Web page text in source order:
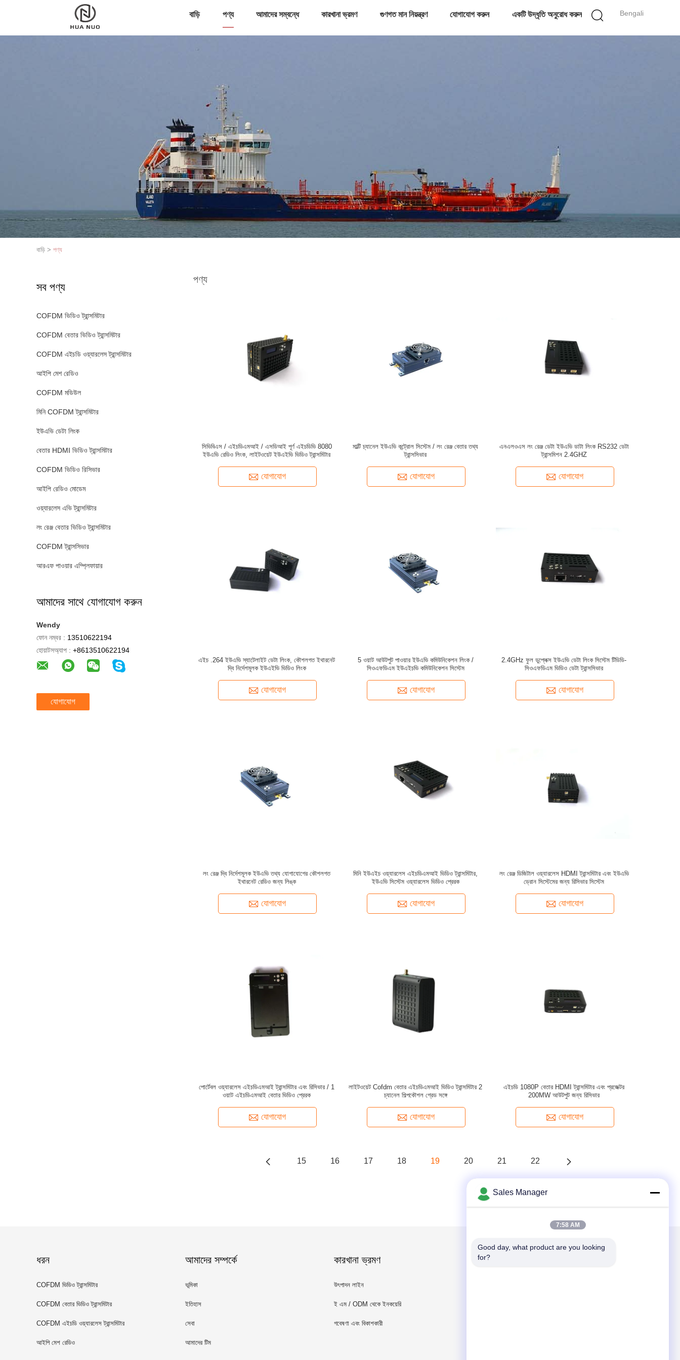
Bengali
বাড়ি পণ্য আমাদের সম্বন্ধে কারখানা ভ্রমণ গুণগত মান নিয়ন্ত্রণ যোগাযোগ করুন একটি উদ্ধৃতি অনুরোধ করুন
বাড়ি > পণ্য
সব পণ্য
COFDM ভিডিও ট্রান্সমিটার
COFDM বেতার ভিডিও ট্রান্সমিটার
COFDM এইচডি ওয়্যারলেস ট্রান্সমিটার
আইপি মেশ রেডিও
COFDM মডিউল
মিনি COFDM ট্রান্সমিটার
ইউএভি ডেটা লিংক
বেতার HDMI ভিডিও ট্রান্সমিটার
COFDM ভিডিও রিসিভার
আইপি রেডিও মোডেম
ওয়্যারলেস এভি ট্রান্সমিটার
লং রেঞ্জ বেতার ভিডিও ট্রান্সমিটার
COFDM ট্রান্সসিভার
আরএফ পাওয়ার এম্প্লিফায়ার
আমাদের সাথে যোগাযোগ করুন
Wendy
ফোন নম্বর : 13510622194
হোয়াটসঅ্যাপ : +8613510622194
যোগাযোগ
পণ্য
সিভিবিএস / এইচডিএমআই / এসডিআই পূর্ণ এইচডিভি 8080
ইউএভি রেডিও লিংক, লাইটওয়েট ইউএইভি ভিডিও ট্রান্সমিটার
যোগাযোগ
মাল্টি চ্যানেল ইউএভি কন্ট্রোল সিস্টেম / লং রেঞ্জ বেতার তথ্য
ট্রান্সসিভার
যোগাযোগ
এনএলওএস লং রেঞ্জ ডেটা ইউএভি ডাটা লিংক RS232 ডেটা
ট্রান্সমিশন 2.4GHZ
যোগাযোগ
এইচ .264 ইউএভি স্যাটেলাইট ডেটা লিংক, কৌশলগত ইথারনেট
দ্বি নির্দেশমূলক ইউএইভি ভিডিও লিংক
যোগাযোগ
5 ওয়াট আউটপুট পাওয়ার ইউএভি কমিউনিকেশন লিংক /
সিওএফডিএম ইউএইচভি কমিউনিকেশন সিস্টেম
যোগাযোগ
2.4GHz ফুল ডুপ্লেক্স ইউএভি ডেটা লিংক সিস্টেম টিডিডি-
সিওএফডিএম ভিডিও ডেটা ট্রান্সসিভার
যোগাযোগ
লং রেঞ্জ দ্বি নির্দেশমূলক ইউএভি তথ্য যোগাযোগের কৌশলগত
ইথারনেট রেডিও জন্য লিঙ্ক
যোগাযোগ
মিনি ইউএইচ ওয়্যারলেস এইচডিএমআই ভিডিও ট্রান্সমিটার,
ইউএভি সিস্টেম ওয়্যারলেস ভিডিও প্রেরক
যোগাযোগ
লং রেঞ্জ ডিজিটাল ওয়্যারলেস HDMI ট্রান্সমিটার এবং ইউএভি
ড্রোন সিস্টেমের জন্য রিসিভার সিস্টেম
যোগাযোগ
পোর্টেবল ওয়্যারলেস এইচডিএমআই ট্রান্সমিটার এবং রিসিভার / 1
ওয়াট এইচডিএমআই বেতার ভিডিও প্রেরক
যোগাযোগ
লাইটওয়েট Cofdm বেতার এইচডিএমআই ভিডিও ট্রান্সমিটার 2
চ্যানেল শিল্পকৌশল গ্রেড সঙ্গে
যোগাযোগ
এইচডি 1080P বেতার HDMI ট্রান্সমিটার এবং প্রজেক্টর
200MW আউটপুট জন্য রিসিভার
যোগাযোগ
15 16 17 18 19 20 21 22
ধরন
COFDM ভিডিও ট্রান্সমিটার
COFDM বেতার ভিডিও ট্রান্সমিটার
COFDM এইচডি ওয়্যারলেস ট্রান্সমিটার
আইপি মেশ রেডিও
আমাদের সম্পর্কে
ভূমিকা
ইতিহাস
সেবা
আমাদের টিম
কারখানা ভ্রমণ
উৎপাদন লাইন
ই এম / ODM থেকে ইনকয়েরি
গবেষণা এবং বিকাশকারী
আমাদের মেইল ​​করুন
Sales Manager
7:58 AM
Good day, what product are you looking
for?